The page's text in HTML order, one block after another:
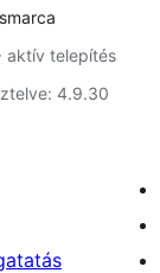
aktív telepítés
4.9.30